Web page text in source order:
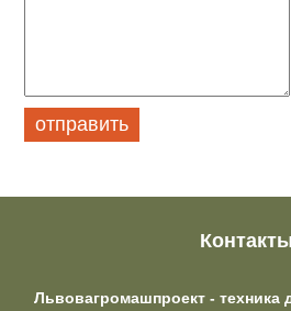
Контакты
Львовагромашпроект - техника